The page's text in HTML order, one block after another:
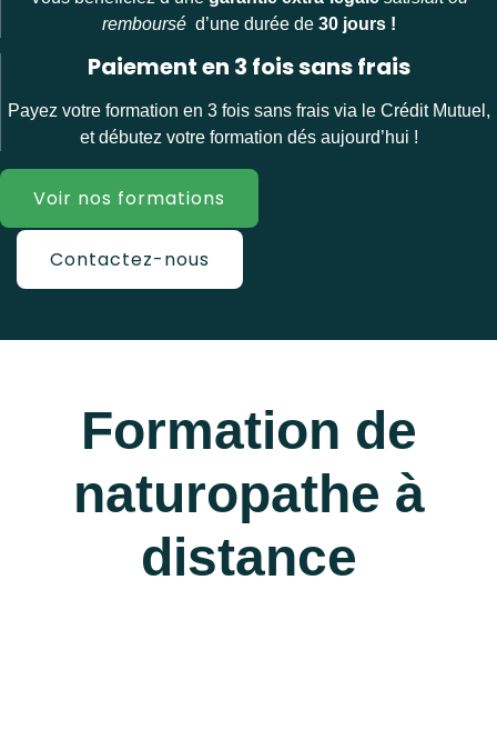
remboursé d’une durée de 30 jours !
Paiement en 3 fois sans frais
Payez votre formation en 3 fois sans frais via le Crédit Mutuel,
et débutez votre formation dés aujourd’hui !
Voir nos formations
Contactez-nous
Formation de
naturopathe à
distance